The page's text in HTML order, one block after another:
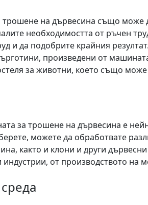
на дървесина също може
необходимостта от ръчен
и да подобрите крайния
произведени от
за животни, което също може
за трошене на дървесина е
можете да обработвате
както и клони и други
индустрии, от производството на